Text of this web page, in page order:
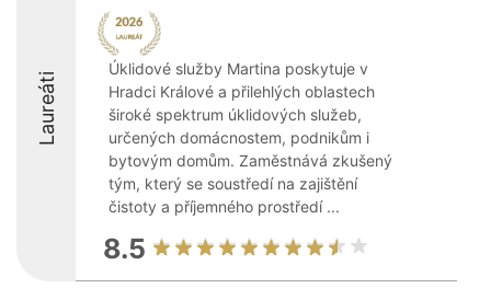
Laureáti
Úklidové služby Martina poskytuje v
Hradci Králové a přilehlých oblastech
široké spektrum úklidových služeb,
určených domácnostem, podnikům i
bytovým domům. Zaměstnává zkušený
tým, který se soustředí na zajištění
čistoty a příjemného prostředí ...
8.5